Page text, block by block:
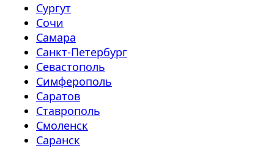
Сургут
Сочи
Самара
Санкт-Петербург
Севастополь
Симферополь
Саратов
Ставрополь
Смоленск
Саранск